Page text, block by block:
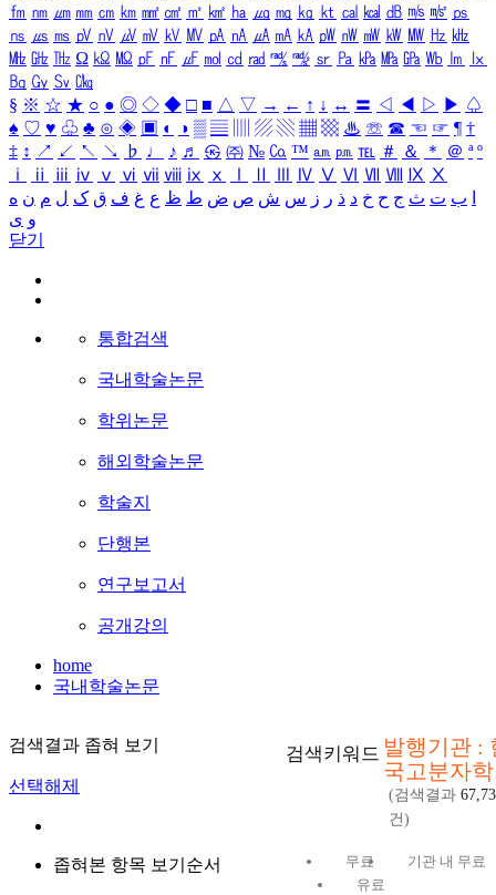
㎙ ㎚ ㎛ ㎜ ㎝ ㎞ ㎟ ㎠ ㎡ ㎢ ㏊ ㎍ ㎎ ㎏ ㏏ ㎈ ㎉ ㏈ ㎧ ㎨ ㎰
㎱ ㎲ ㎳ ㎴ ㎵ ㎶ ㎷ ㎸ ㎹ ㎀ ㎁ ㎂ ㎃ ㎄ ㎺ ㎻ ㎽ ㎾ ㎿ ㎐ ㎑
㎒ ㎓ ㎔ Ω ㏀ ㏁ ㎊ ㎋ ㎌ ㏖ ㏅ ㎭ ㎮ ㎯ ㏛ ㎩ ㎪ ㎫ ㎬ ㏝ ㏐
㏓
㏃ ㏉ ㏜ ㏆
§ ※ ☆ ★ ○ ● ◎ ◇ ◆ □ ■ △ ▽ → ← ↑ ↓ ↔ 〓 ◁ ◀ ▷ ▶ ♤
♠ ♡ ♥ ♧ ♣ ⊙ ◈ ▣ ◐ ◑ ▒ ▤ ▨ ▧ ▦ ▩ ♨ ☏ ☎ ☜ ☞ ¶ †
‡ ↕ ↗ ↙ ↖ ↘ ♭ ♩ ♪ ♬ ㉿ ㈜ № ㏇ ™ ㏂ ㏘ ℡ ＃ ＆ ＊ ＠ ª º
ⅰ
ⅱ ⅲ ⅳ ⅴ ⅵ ⅶ ⅷ ⅸ ⅹ Ⅳ Ⅴ Ⅵ Ⅶ Ⅷ Ⅸ Ⅹ
ب ت ث ج ح خ د ذ ر ز س ش ص ض ط ظ ع غ ف ق ک ل م ن ه
و ی
닫기
통합검색
국내학술논문
학위논문
해외학술논문
학술지
단행본
연구보고서
공개강의
home
국내학술논문
검색결과 좁혀 보기
선택해제
좁혀본 항목 보기순서
검색키워드 발행기관 :
국고분자
(검색결과
건)
무료
기관 내 무료
유료